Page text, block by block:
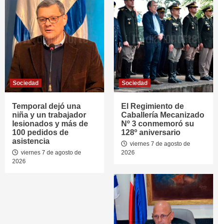
Sociedad
Temporal dejó una
niña y un trabajador
lesionados y más de
100 pedidos de
asistencia
viernes 7 de agosto de
2026
Sociedad
El Regimiento de
Caballería Mecanizado
Nº 3 conmemoró su
128º aniversario
viernes 7 de agosto de
2026